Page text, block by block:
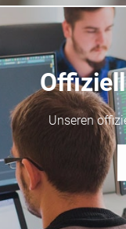
Unseren